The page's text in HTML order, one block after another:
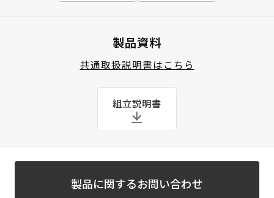
製品資料
共通取扱説明書はこちら
組立説明書
製品に関するお問い合わせ